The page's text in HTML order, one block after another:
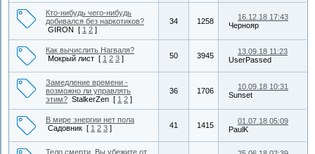
Кто-нибудь чего-нибудь
добивался без наркотиков?
GIRON [ 1 2 ]
34 1258
16.12.18 17:43
Чернояр
Как вычислить Нагваля?
Мокрый лист [ 1 2 3 ] 50 3945
13.09.18 11:23
UserPassed
Замедление времени -
возможно ли управлять
этим? StalkerZen [ 1 2 ]
36 1706
10.09.18 10:31
Sunset
В мире энергии нет пола
Садовник [ 1 2 3 ] 41 1415
01.07.18 05:09
PaulK
Тело смерти. Вы убежите от